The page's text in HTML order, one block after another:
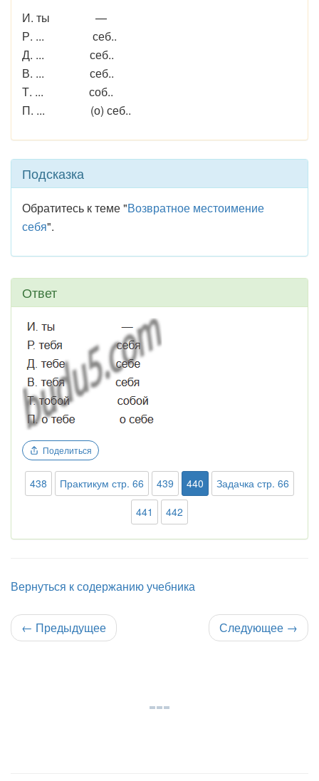
И. ты —
Р. ... себ..
Д. ... себ..
В. ... себ..
Т. ... соб..
П. ... (о) себ..
Подсказка
Обратитесь к теме "Возвратное местоимение
себя".
Ответ
Поделиться
438 Практикум стр. 66 439 440
Задачка стр. 66
441
442
Вернуться к содержанию учебника
← Предыдущее Следующее →